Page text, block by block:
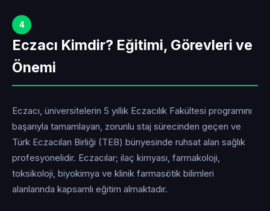
4
Eczacı Kimdir? Eğitimi, Görevleri ve
Önemi
Eczacı, üniversitelerin 5 yıllık Eczacılık Fakültesi programını
başarıyla tamamlayan, zorunlu staj sürecinden geçen ve
Türk Eczacıları Birliği (TEB) bünyesinde ruhsat alan sağlık
profesyonelidir. Eczacılar; ilaç kimyası, farmakoloji,
toksikoloji, biyokimya ve klinik farmasötik bilimleri
alanlarında kapsamlı eğitim almaktadır.